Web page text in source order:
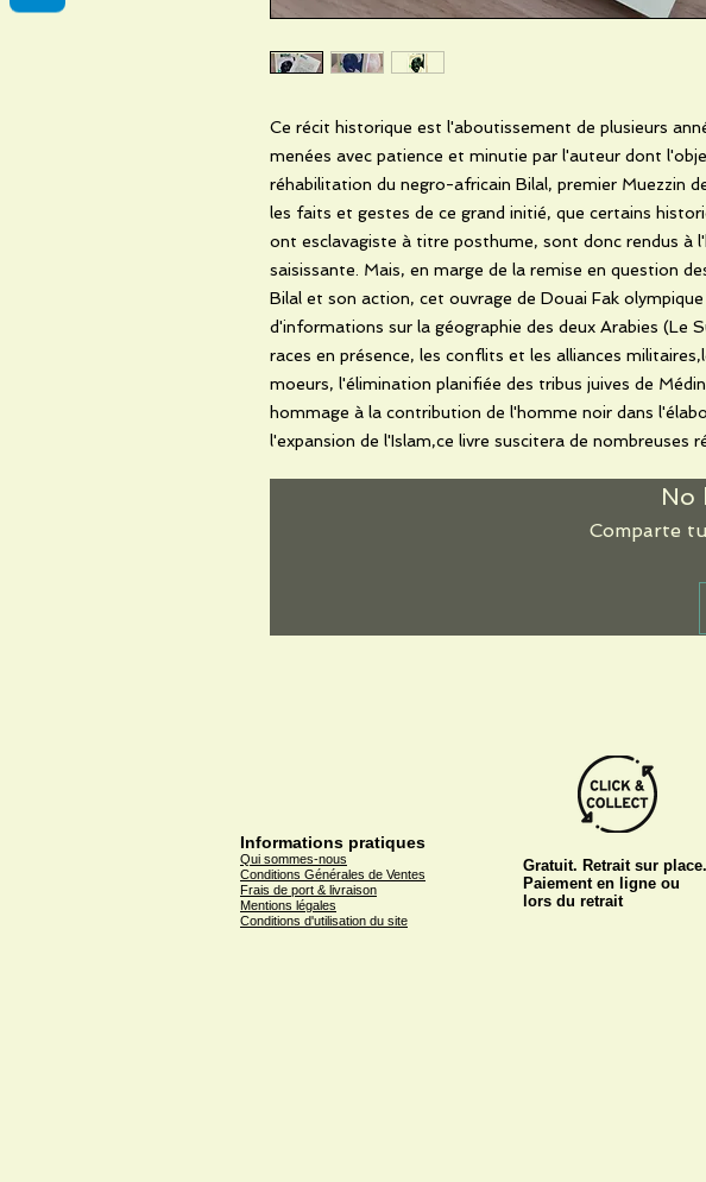
Ce récit historique est l'aboutissement de plusieurs
menées avec patience et minutie par l'auteur dont
réhabilitation du negro-africain Bilal, premier Muezzin
les faits et gestes de ce grand initié, que certains
ont esclavagiste à titre posthume, sont donc rendus à
saisissante. Mais, en marge de la remise en question
Bilal et son action, cet ouvrage de Douai Fak
d'informations sur la géographie des deux Arabies (Le
races en présence, les conflits et les alliances
moeurs, l'élimination planifiée des tribus juives de
hommage à la contribution de l'homme noir dans
l'expansion de l'Islam,ce livre suscitera de nombreuses
No
Comparte
Informations pratiques
Qui sommes-nous
Conditions Générales de Ventes
Frais de port & livraison
Mentions légales
Conditions d'utilisation du site
Gratuit. Retrait sur place.
Paiement en ligne ou
lors du retrait